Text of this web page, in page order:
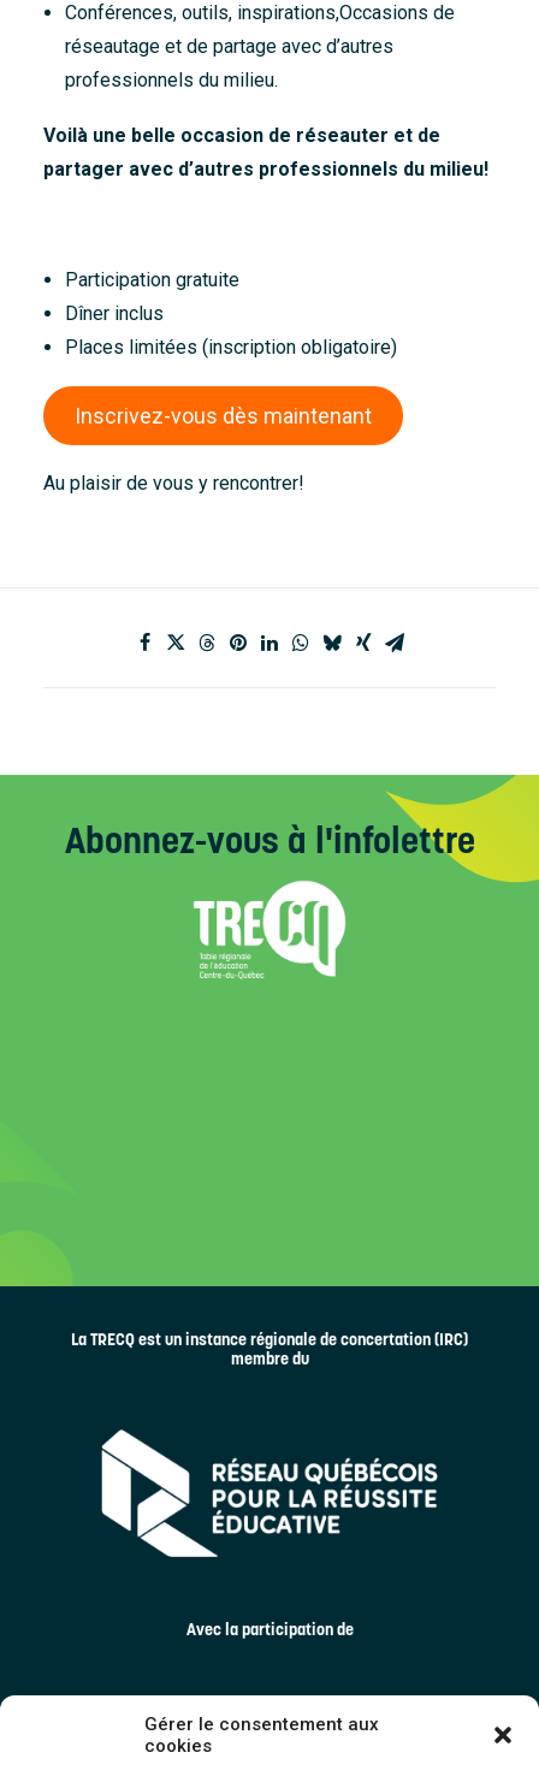
Gérer le consentement aux
cookies
Conférences, outils, inspirations,Occasions de
réseautage et de partage avec d’autres
professionnels du milieu.
Voilà une belle occasion de réseauter et de
partager avec d’autres professionnels du milieu!
Participation gratuite
Dîner inclus
Places limitées (inscription obligatoire)
Inscrivez-vous dès maintenant
Au plaisir de vous y rencontrer!
Abonnez-vous à l'infolettre
La TRECQ est un instance régionale de concertation (IRC)
membre du
Avec la participation de